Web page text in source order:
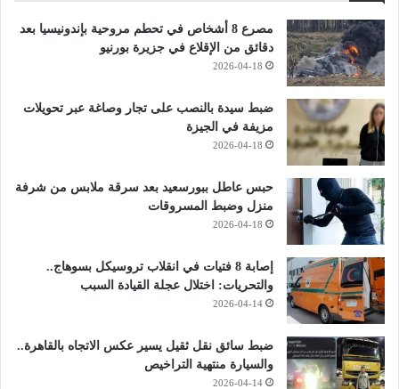
مصرع 8 أشخاص في تحطم مروحية بإندونيسيا بعد
دقائق من الإقلاع في جزيرة بورنيو
2026-04-18
ضبط سيدة بالنصب على تجار وصاغة عبر تحويلات
مزيفة في الجيزة
2026-04-18
حبس عاطل ببورسعيد بعد سرقة ملابس من شرفة
منزل وضبط المسروقات
2026-04-18
إصابة 8 فتيات في انقلاب تروسيكل بسوهاج..
والتحريات: اختلال عجلة القيادة السبب
2026-04-14
ضبط سائق نقل ثقيل يسير عكس الاتجاه بالقاهرة..
والسيارة منتهية التراخيص
2026-04-14